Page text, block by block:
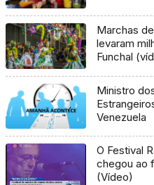
Marchas
levaram
Funchal
Ministro
Venezuela
O Festival
chegou ao
(Vídeo)